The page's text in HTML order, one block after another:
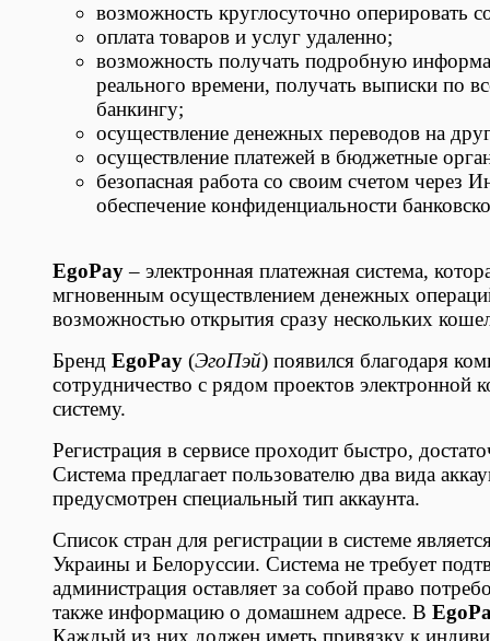
возможность круглосуточно оперировать
оплата товаров и услуг удаленно;
возможность получать подробную
реального времени, получать выписки по
банкингу;
осуществление денежных переводов на
осуществление платежей в бюджетные
безопасная работа со своим счетом через
обеспечение конфиденциальности
EgoPay– электронная платежная система,
мгновенным осуществлением денежных
возможностью открытия сразу нескольких
Бренд EgoPay (ЭгоПэй) появился благодаря
сотрудничество с рядом проектов
систему.
Регистрация в сервисе проходит быстро,
Система предлагает пользователю два вида
предусмотрен специальный тип аккаунта.
Список стран для регистрации в системе
Украины и Белоруссии. Система не требует
администрация оставляет за собой право
также информацию о домашнем адресе. В
Каждый из них должен иметь привязку к